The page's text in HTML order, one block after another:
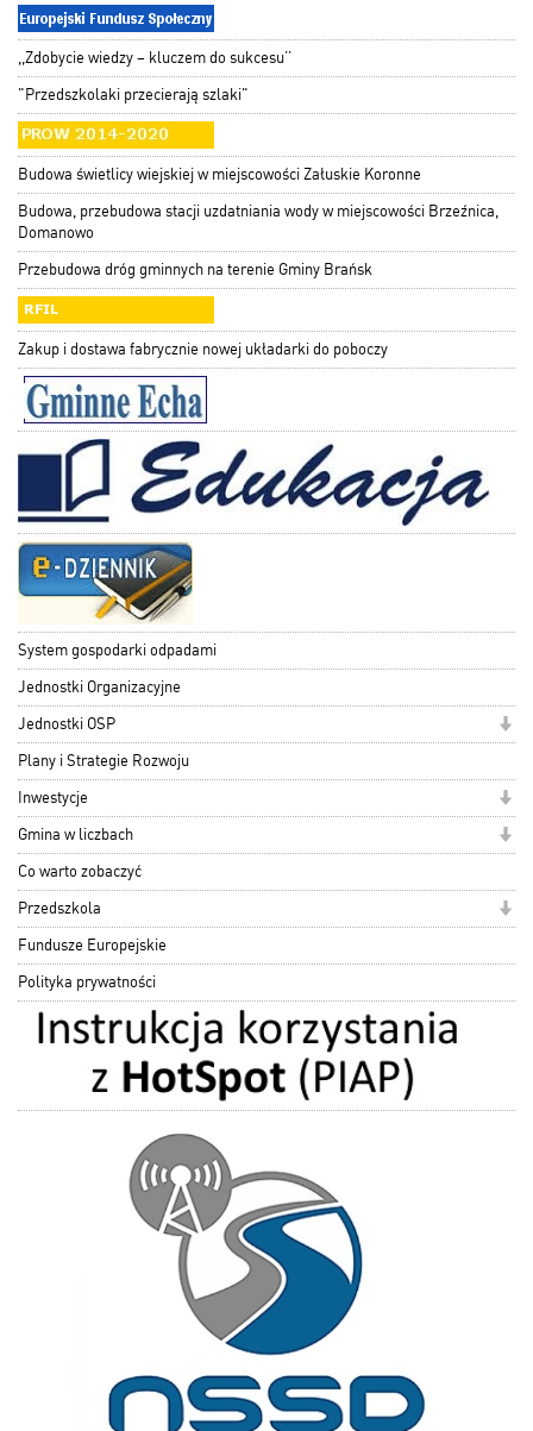
,,Zdobycie wiedzy – kluczem do sukcesu’’
"Przedszkolaki przecierają szlaki"
Budowa świetlicy wiejskiej w miejscowości Załuskie Koronne
Budowa, przebudowa stacji uzdatniania wody w miejscowości Brzeźnica,
Domanowo
Przebudowa dróg gminnych na terenie Gminy Brańsk
Zakup i dostawa fabrycznie nowej układarki do poboczy
System gospodarki odpadami
Jednostki Organizacyjne
Jednostki OSP
Plany i Strategie Rozwoju
Inwestycje
Gmina w liczbach
Co warto zobaczyć
Przedszkola
Fundusze Europejskie
Polityka prywatności